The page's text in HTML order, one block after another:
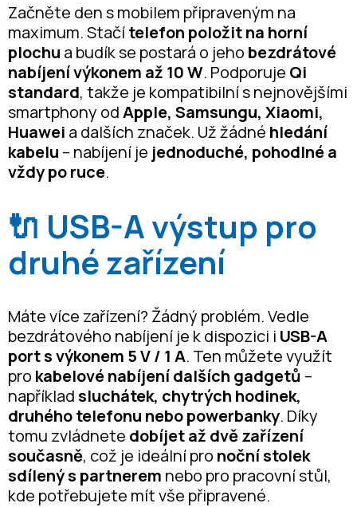
Začněte den s mobilem připraveným na
maximum. Stačítelefon položit na horní
plochu a budík se postará o jeho bezdrátové
nabíjení výkonem až 10 W. Podporuje Qi
standard, takže je kompatibilní s nejnovějšími
smartphony odApple, Samsungu, Xiaomi,
Huawei a dalších značek. Už žádné hledání
kabelu – nabíjení je jednoduché, pohodlné a
vždy po ruce.
🔌 USB-A výstup pro
druhé zařízení
Máte více zařízení? Žádný problém. Vedle
bezdrátového nabíjení je k dispozici i USB-A
port s výkonem 5 V / 1 A. Ten můžete využít
pro kabelové nabíjení dalších gadgetů –
napříkladsluchátek, chytrých hodinek,
druhého telefonu nebo powerbanky. Díky
tomu zvládnete dobíjet až dvě zařízení
současně, což je ideální pro noční stolek
sdílený s partnerem nebo pro pracovní stůl,
kde potřebujete mít vše připravené.